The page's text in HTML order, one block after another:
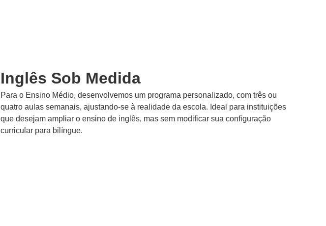
Inglês Sob Medida
Para o Ensino Médio, desenvolvemos um programa personalizado, com três ou
quatro aulas semanais, ajustando-se à realidade da escola. Ideal para instituições
que desejam ampliar o ensino de inglês, mas sem modificar sua configuração
curricular para bilíngue.